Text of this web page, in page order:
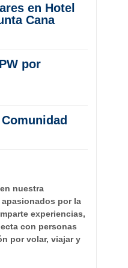
en Hotel
Cana
por
nuestra
por la
experiencias,
con personas
por volar, viajar y